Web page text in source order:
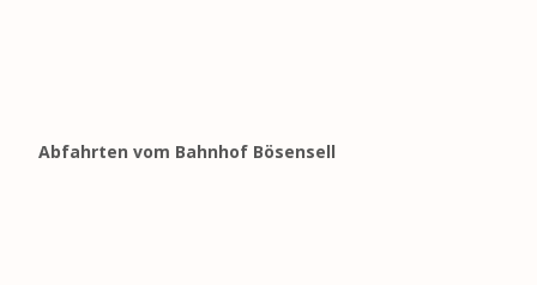
Abfahrten vom Bahnhof Bösensell